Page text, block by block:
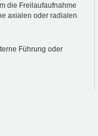
die Freilaufaufnahme
axialen oder radialen
Führung oder